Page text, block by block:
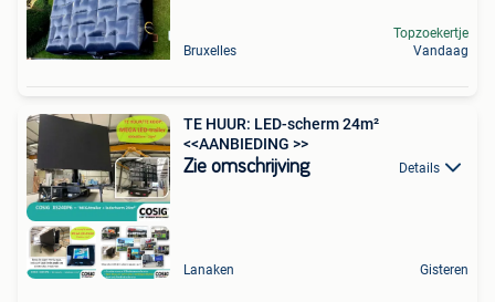
Bruxelles
Topzoekertje
Vandaag
TE HUUR: LED-scherm 24m²
<<AANBIEDING >>
Zie omschrijving Details
Lanaken Gisteren